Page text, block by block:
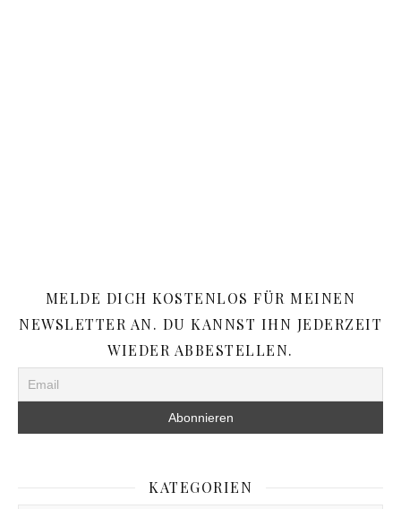
MELDE DICH KOSTENLOS FÜR MEINEN
NEWSLETTER AN. DU KANNST IHN JEDERZEIT
WIEDER ABBESTELLEN.
KATEGORIEN